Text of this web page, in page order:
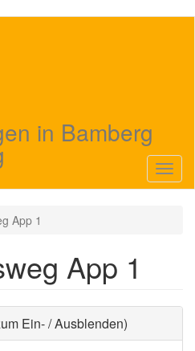
in Bamberg
App 1
App 1
Ein- / Ausblenden)